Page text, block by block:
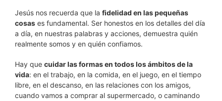
Jesús nos recuerda que la fidelidad en las pequeñas
cosas es fundamental. Ser honestos en los detalles del día
a día, en nuestras palabras y acciones, demuestra quién
realmente somos y en quién confiamos.
Hay que cuidar las formas en todos los ámbitos de la
vida: en el trabajo, en la comida, en el juego, en el tiempo
libre, en el descanso, en las relaciones con los amigos,
cuando vamos a comprar al supermercado, o caminando